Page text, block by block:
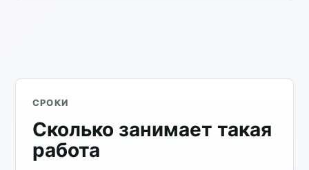
СРОКИ
Сколько занимает такая
работа